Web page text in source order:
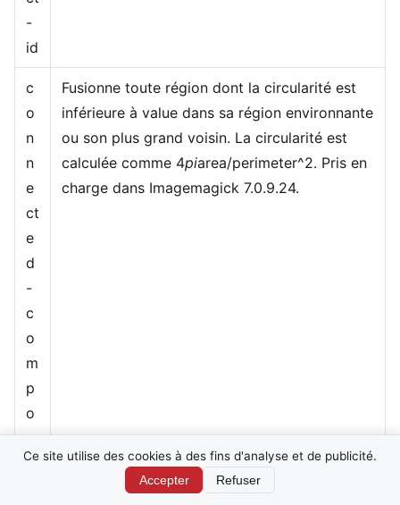
-
id
c
o
n
n
e
ct
e
d
-
c
o
m
p
o
n
e
Fusionne toute région dont la circularité est
inférieure à value dans sa région environnante
ou son plus grand voisin. La circularité est
calculée comme 4piarea/perimeter^2. Pris en
charge dans Imagemagick 7.0.9.24.
Ce site utilise des cookies à des fins d'analyse et de publicité.
Accepter Refuser